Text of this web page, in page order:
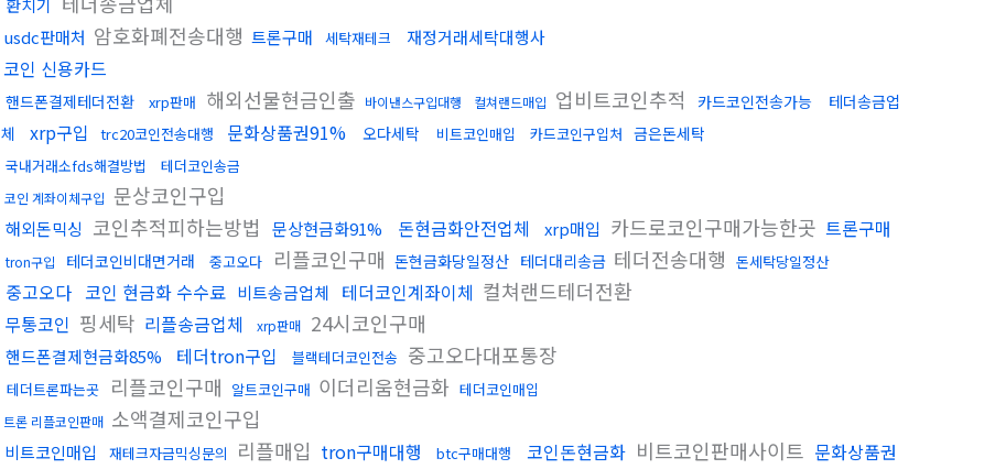
환치기
usdc판매처 암호화폐전송대행 트론구매 세탁재테크 재정거래세탁대행사
코인 신용카드
핸드폰결제테더전환 xrp판매 해외선물현금인출 바이낸스구입대행 컬쳐랜드매입 업비트코인추적 카드코인전송가능
테더송금업
체
xrp구입 trc20코인전송대행 문화상품권91% 오다세탁 비트코인매입 카드코인구입처 금은돈세탁
국내거래소fds해결방법 테더코인송금
코인 계좌이체구입 문상코인구입
해외돈믹싱 코인추적피하는방법 문상현금화91% 돈현금화안전업체 xrp매입 카드로코인구매가능한곳 트론구매
tron구입 테더코인비대면거래 중고오다 리플코인구매 돈현금화당일정산 테더대리송금 테더전송대행 돈세탁당일정산
중고오다 코인 현금화 수수료 비트송금업체 테더코인계좌이체 컬쳐랜드테더전환
무통코인 핑세탁 리플송금업체 xrp판매 24시코인구매
핸드폰결제현금화85% 테더tron구입 블랙테더코인전송 중고오다대포통장
테더트론파는곳 리플코인구매 알트코인구매 이더리움현금화 테더코인매입
트론 리플코인판매 소액결제코인구입
비트코인매입 재테크자금믹싱문의 리플매입 tron구매대행 btc구매대행 코인돈현금화 비트코인판매사이트 문화상품권